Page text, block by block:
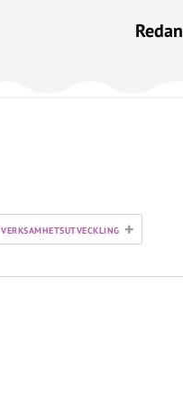
VERKSAMHETSUTVECKLING +